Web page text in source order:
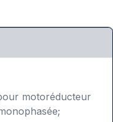
motoréducteur